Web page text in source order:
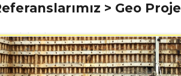
> Geo Proje